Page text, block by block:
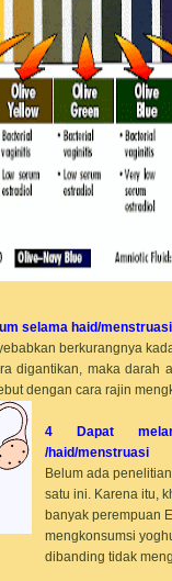
selama haid/menstruasi
berkurangnya
digantikan, maka darah
dengan cara rajin
4 Dapat
/haid/menstruasi
Belum ada
satu ini. Karena itu,
banyak perempuan
mengkonsumsi
dibanding tidak